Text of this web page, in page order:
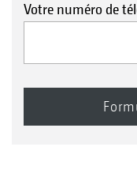
Votre numéro de